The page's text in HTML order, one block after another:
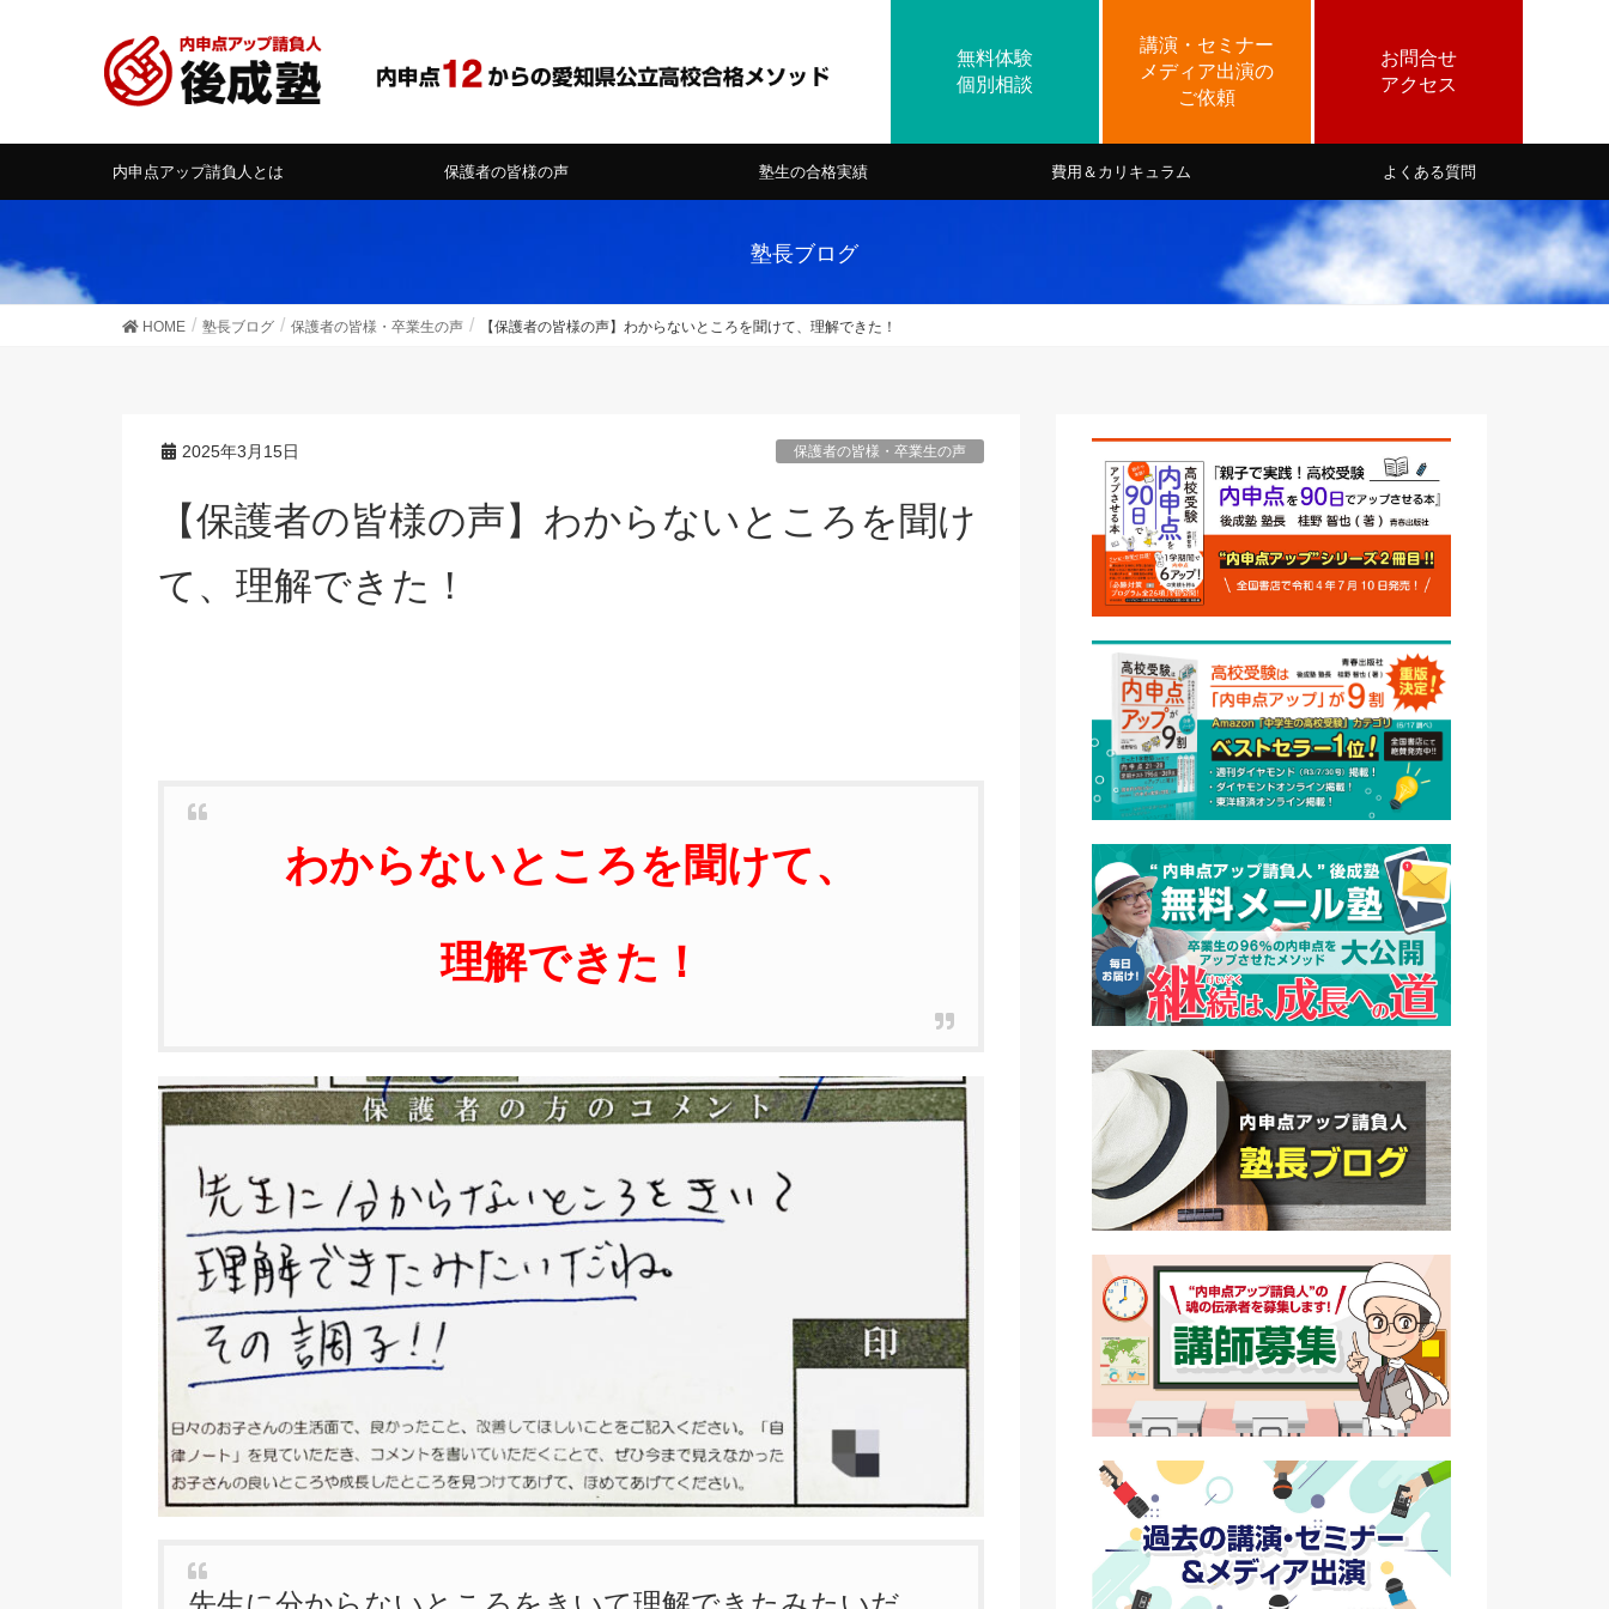
内申点アップ請負人とは 保護者の皆様の声 塾生の合格実績 費用＆カリキュラム よくある質問
塾長ブログ
HOME 塾長ブログ 保護者の皆様・卒業生の声 【保護者の皆様の声】わからないところを聞けて、理解できた！
2025年3月15日 保護者の皆様・卒業生の声
【保護者の皆様の声】わからないところを聞け
て、理解できた！
わからないところを聞けて、
理解できた！